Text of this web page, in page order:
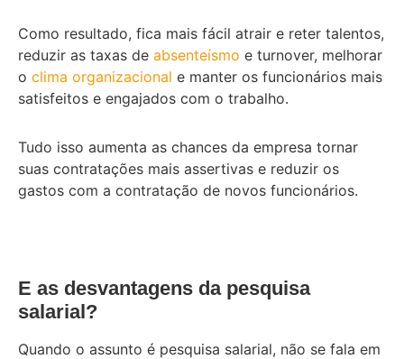
Como resultado, fica mais fácil atrair e reter talentos,
reduzir as taxas de absenteísmo e turnover, melhorar
o clima organizacional e manter os funcionários mais
satisfeitos e engajados com o trabalho.
Tudo isso aumenta as chances da empresa tornar
suas contratações mais assertivas e reduzir os
gastos com a contratação de novos funcionários.
E as desvantagens da pesquisa
salarial?
Quando o assunto é pesquisa salarial, não se fala em